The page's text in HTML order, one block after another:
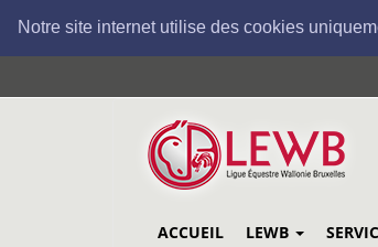
Notre site internet utilise des cookies
au
ACCUEIL LEWB